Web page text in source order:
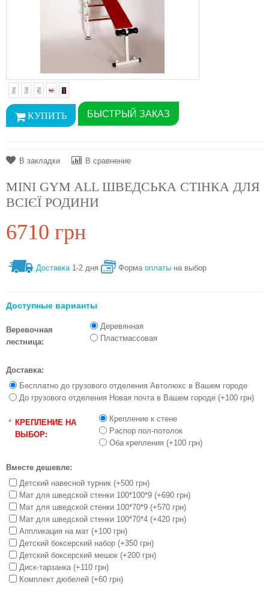
БЫСТРЫЙ ЗАКАЗ
В закладки В сравнение
MINI GYM ALL ШВЕДСЬКА СТІНКА ДЛЯ
ВСІЄЇ РОДИНИ
6710 грн
Доставка1-2 дня Форма оплаты на выбор
Доступные варианты
Веревочная
лестница:
Деревянная
Пластмассовая
Доставка:
Бесплатно до грузового отделения Автолюкс в Вашем городе
До грузового отделения Новая почта в Вашем городе (+100 грн)
* КРЕПЛЕНИЕ НА
ВЫБОР:
Крепление к стене
Распор пол-потолок
Оба крепления (+100 грн)
Вместе дешевле:
Детский навесной турник (+500 грн)
Мат для шведской стенки 100*100*9 (+690 грн)
Мат для шведской стенки 100*70*9 (+570 грн)
Мат для шведской стенки 100*70*4 (+420 грн)
Аппликация на мат (+100 грн)
Детский боксерский набор (+350 грн)
Детский боксерский мешок (+200 грн)
Диск-тарзанка (+110 грн)
Комплект дюбелей (+60 грн)